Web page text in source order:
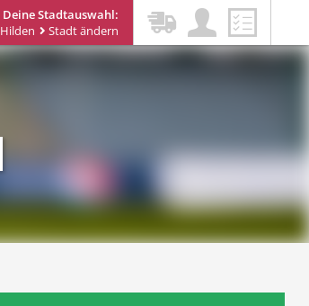
Deine Stadtauswahl:
Hilden
Stadt ändern